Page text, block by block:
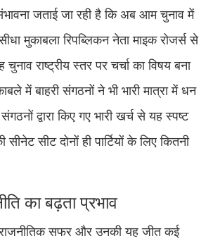
जताई जा रही है कि अब आम चुनाव में
मुकाबला रिपब्लिकन नेता माइक रोजर्स से
चुनाव राष्ट्रीय स्तर पर चर्चा का विषय बना
में बाहरी संगठनों ने भी भारी मात्रा में धन
द्वारा किए गए भारी खर्च से यह स्पष्ट
सीनेट सीट दोनों ही पार्टियों के लिए कितनी
का बढ़ता प्रभाव
सफर और उनकी यह जीत कई